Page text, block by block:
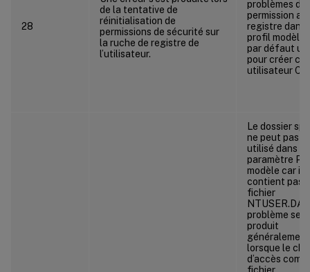
28
de la tentative de
réinitialisation de
permissions de sécurité sur
la ruche de registre de
l’utilisateur.
problèmes de
permission
registre dans
profil modèle
par défaut
pour créer ce
utilisateur
Le dossier
ne peut pas
utilisé dans le
paramètre
modèle car il
contient pas
fichier
problème se
produit
généralement
lorsque le
d’accès
fichier